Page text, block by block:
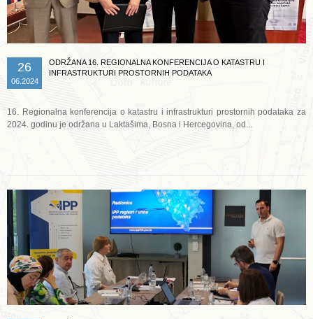
26
06.2024
ODRŽANA 16. REGIONALNA KONFERENCIJA O KATASTRU I
INFRASTRUKTURI PROSTORNIH PODATAKA
16. Regionalna konferencija o katastru i infrastrukturi prostornih podataka za
2024. godinu je održana u Laktašima, Bosna i Hercegovina, od...